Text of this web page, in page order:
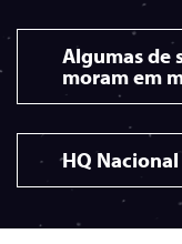
Algumas de
moram em
HQ Nacional